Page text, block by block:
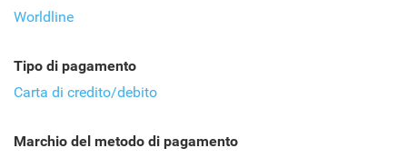
Worldline
Tipo di pagamento
Carta di credito/debito
Marchio del metodo di pagamento